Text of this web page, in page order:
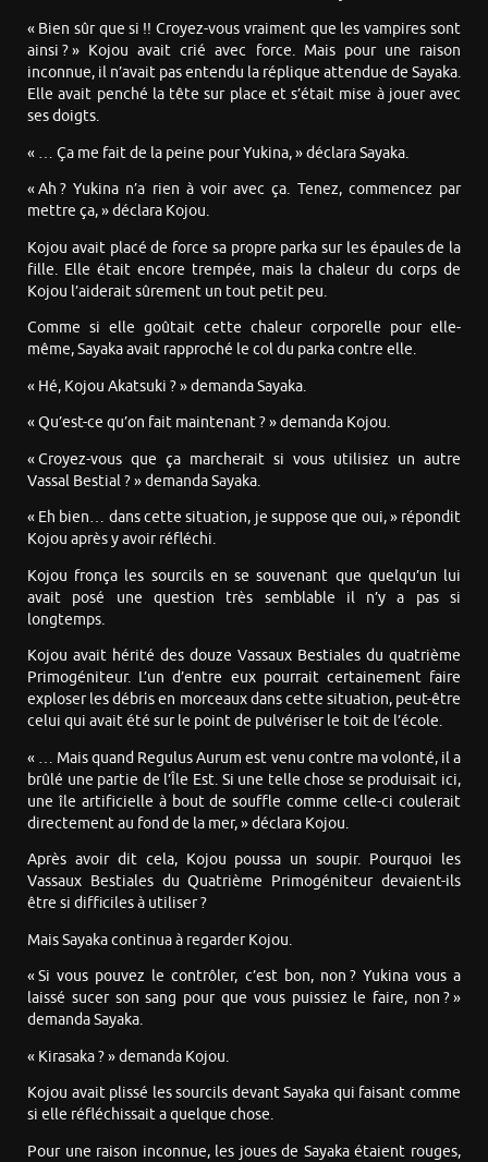
« Bien sûr que si !! Croyez-vous vraiment que les vampires sont
ainsi ? » Kojou avait crié avec force. Mais pour une raison
inconnue, il n’avait pas entendu la réplique attendue de Sayaka.
Elle avait penché la tête sur place et s’était mise à jouer avec
ses doigts.
« … Ça me fait de la peine pour Yukina, » déclara Sayaka.
« Ah ? Yukina n’a rien à voir avec ça. Tenez, commencez par
mettre ça, » déclara Kojou.
Kojou avait placé de force sa propre parka sur les épaules de la
fille. Elle était encore trempée, mais la chaleur du corps de
Kojou l’aiderait sûrement un tout petit peu.
Comme si elle goûtait cette chaleur corporelle pour elle-
même, Sayaka avait rapproché le col du parka contre elle.
« Hé, Kojou Akatsuki ? » demanda Sayaka.
« Qu’est-ce qu’on fait maintenant ? » demanda Kojou.
« Croyez-vous que ça marcherait si vous utilisiez un autre
Vassal Bestial ? » demanda Sayaka.
« Eh bien… dans cette situation, je suppose que oui, » répondit
Kojou après y avoir réfléchi.
Kojou fronça les sourcils en se souvenant que quelqu’un lui
avait posé une question très semblable il n’y a pas si
longtemps.
Kojou avait hérité des douze Vassaux Bestiales du quatrième
Primogéniteur. L’un d’entre eux pourrait certainement faire
exploser les débris en morceaux dans cette situation, peut-être
celui qui avait été sur le point de pulvériser le toit de l’école.
« … Mais quand Regulus Aurum est venu contre ma volonté, il a
brûlé une partie de l’Île Est. Si une telle chose se produisait ici,
une île artificielle à bout de souffle comme celle-ci coulerait
directement au fond de la mer, » déclara Kojou.
Après avoir dit cela, Kojou poussa un soupir. Pourquoi les
Vassaux Bestiales du Quatrième Primogéniteur devaient-ils
être si difficiles à utiliser ?
Mais Sayaka continua à regarder Kojou.
« Si vous pouvez le contrôler, c’est bon, non ? Yukina vous a
laissé sucer son sang pour que vous puissiez le faire, non ? »
demanda Sayaka.
« Kirasaka ? » demanda Kojou.
Kojou avait plissé les sourcils devant Sayaka qui faisant comme
si elle réfléchissait a quelque chose.
Pour une raison inconnue, les joues de Sayaka étaient rouges,